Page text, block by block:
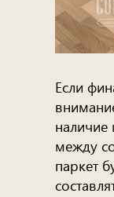
Если
наличие
между
паркет